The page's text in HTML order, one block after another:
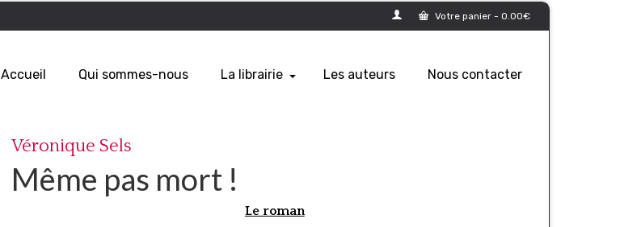
Votre panier - 0.00€
Accueil Qui sommes-nous La librairie Les auteurs Nous contacter
Véronique Sels
Même pas mort !
Le roman